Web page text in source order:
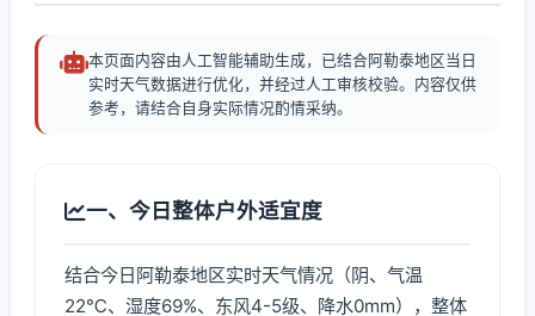
本页面内容由人工智能辅助生成，已结合阿勒泰地区当日
实时天气数据进行优化，并经过人工审核校验。内容仅供
参考，请结合自身实际情况酌情采纳。
一、今日整体户外适宜度
结合今日阿勒泰地区实时天气情况（阴、气温
22℃、湿度69%、东风4-5级、降水0mm），整体